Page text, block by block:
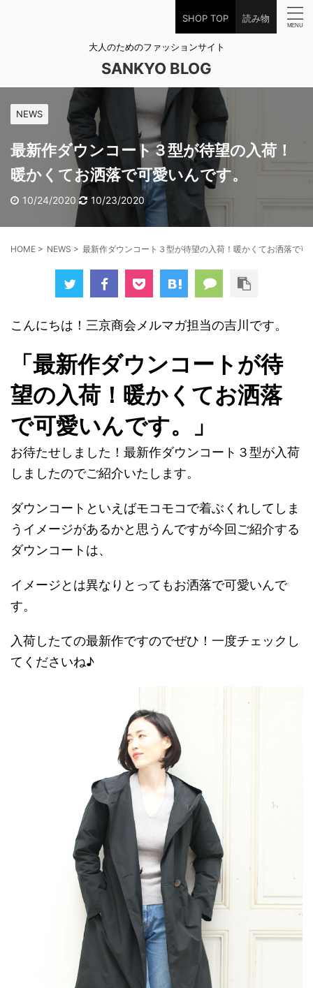
SHOP TOP 読み物
大人のためのファッションサイト
SANKYO BLOG
NEWS
最新作ダウンコート３型が待望の入荷！
暖かくてお洒落で可愛いんです。
10/24/2020 10/23/2020
HOME > NEWS > 最新作ダウンコート３型が待望の入荷！暖かくてお洒落で可
こんにちは！三京商会メルマガ担当の吉川です。
「最新作ダウンコートが待
望の入荷！暖かくてお洒落
で可愛いんです。」
お待たせしました！最新作ダウンコート３型が入荷
しましたのでご紹介いたします。
ダウンコートといえばモコモコで着ぶくれしてしま
うイメージがあるかと思うんですが今回ご紹介する
ダウンコートは、
イメージとは異なりとってもお洒落で可愛いんで
す。
入荷したての最新作ですのでぜひ！一度チェックし
てくださいね♪